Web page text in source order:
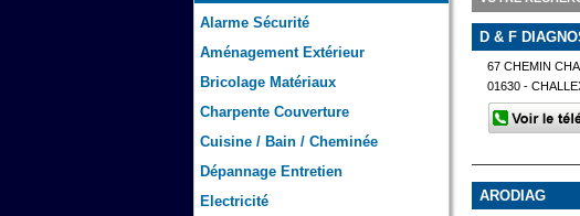
Alarme Sécurité
Aménagement Extérieur
Bricolage Matériaux
Charpente Couverture
Cuisine / Bain / Cheminée
Dépannage Entretien
Electricité
D & F
67 CHEMIN
01630 -
ARODIAG